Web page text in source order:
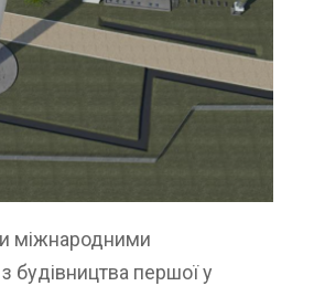
міжнародними
будівництва першої у